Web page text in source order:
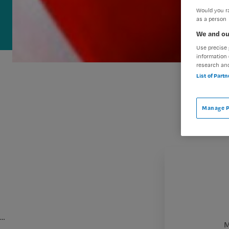
…
Would you
as a person
We and
Use
information
research
List of
Manage